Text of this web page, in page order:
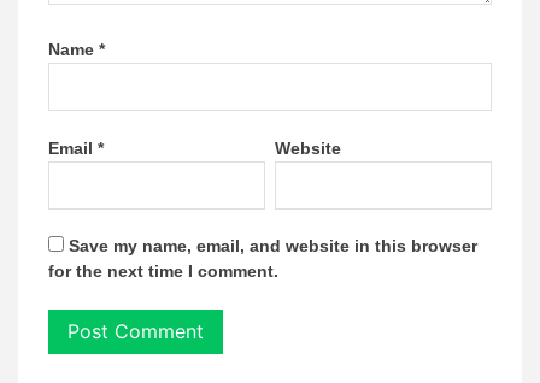
Name *
Email * Website
Save my name, email, and website in this browser
for the next time I comment.